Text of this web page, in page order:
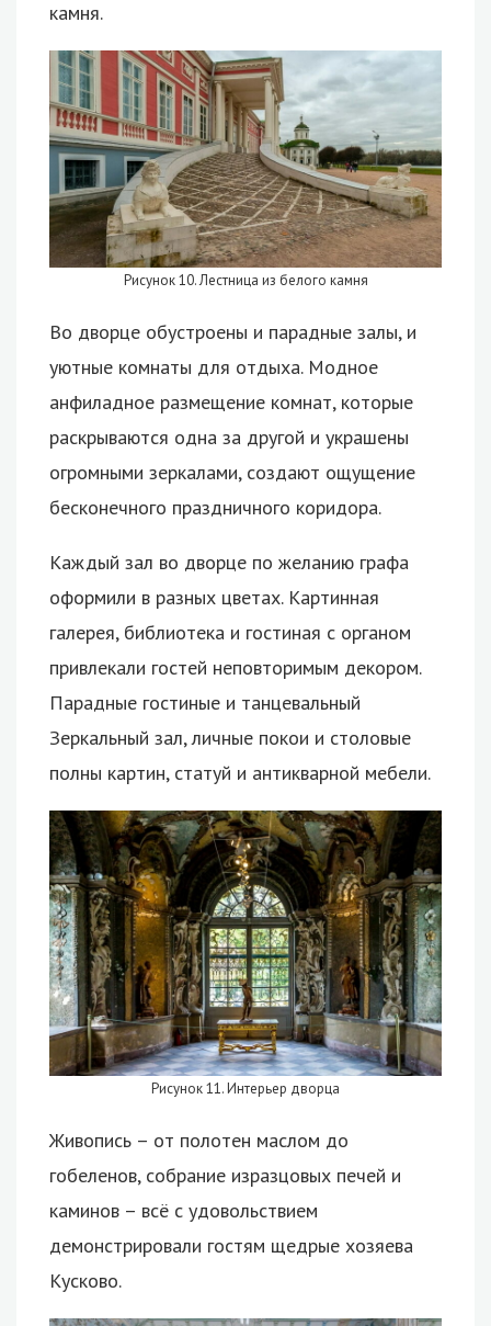
камня.
Рисунок 10. Лестница из белого камня
Во дворце обустроены и парадные залы, и
уютные комнаты для отдыха. Модное
анфиладное размещение комнат, которые
раскрываются одна за другой и украшены
огромными зеркалами, создают ощущение
бесконечного праздничного коридора.
Каждый зал во дворце по желанию графа
оформили в разных цветах. Картинная
галерея, библиотека и гостиная с органом
привлекали гостей неповторимым декором.
Парадные гостиные и танцевальный
Зеркальный зал, личные покои и столовые
полны картин, статуй и антикварной мебели.
Рисунок 11. Интерьер дворца
Живопись – от полотен маслом до
гобеленов, собрание изразцовых печей и
каминов – всё с удовольствием
демонстрировали гостям щедрые хозяева
Кусково.